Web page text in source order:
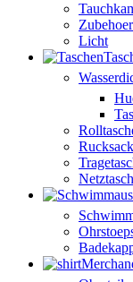
Licht
Rucksack